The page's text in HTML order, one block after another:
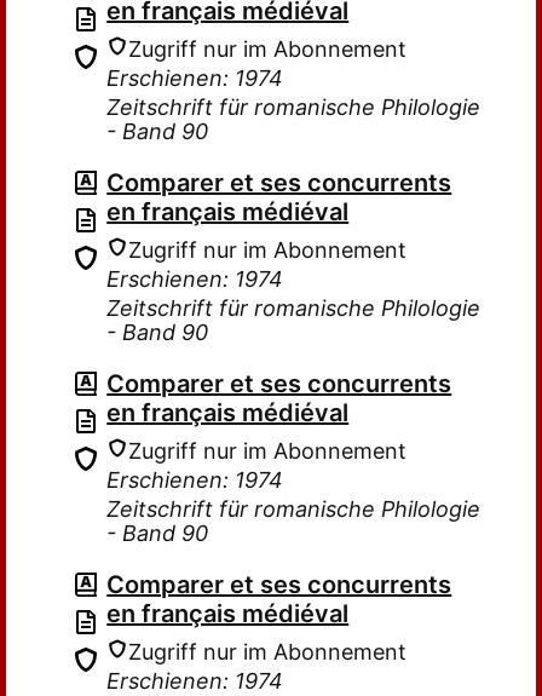
en français médiéval
Zugriff nur im Abonnement
Erschienen: 1974
Zeitschrift für romanische Philologie
- Band 90
Comparer et ses concurrents
en français médiéval
Zugriff nur im Abonnement
Erschienen: 1974
Zeitschrift für romanische Philologie
- Band 90
Comparer et ses concurrents
en français médiéval
Zugriff nur im Abonnement
Erschienen: 1974
Zeitschrift für romanische Philologie
- Band 90
Comparer et ses concurrents
en français médiéval
Zugriff nur im Abonnement
Erschienen: 1974